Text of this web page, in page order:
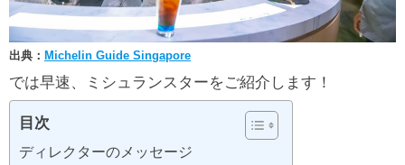
出典： Michelin Guide Singapore
では早速、ミシュランスターをご紹介します！
目次
ディレクターのメッセージ